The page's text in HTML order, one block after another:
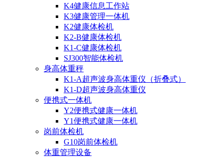
K4健康信息工作站
K3健康管理一体机
K2健康体检机
K2-B健康体检机
K1-C健康体检机
SJ300智能体检机
身高体重秤
K1-A超声波身高体重仪（折叠式）
K1-D超声波身高体重仪
便携式一体机
Y2便携式健康一体机
Y1便携式健康一体机
岗前体检机
G10岗前体检机
体重管理设备